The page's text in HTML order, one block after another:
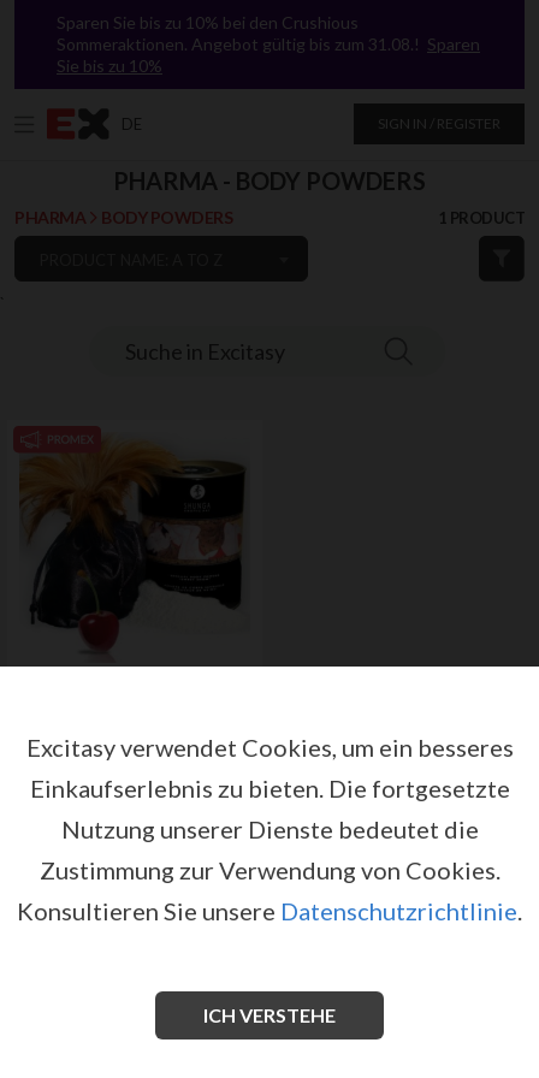
`
Sparen Sie bis zu 10% bei den Crushious
Sommeraktionen. Angebot gültig bis zum 31.08.! Sparen
Sie bis zu 10%
DE SIGN IN / REGISTER
Suche in Excitasy
PHARMA - BODY POWDERS
PHARMA BODY POWDERS 1 PRODUCT
by SHUNGA EROTIC ART
to pricing and sales conditions
Excitasy verwendet Cookies, um ein besseres
Einkaufserlebnis zu bieten.Die fortgesetzte
Nutzung unserer Dienste bedeutet die
Zustimmung zur Verwendung von Cookies.
Konsultieren Sie unsere Datenschutzrichtlinie.
ICH VERSTEHE